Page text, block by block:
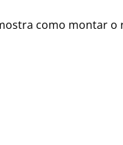
como montar o